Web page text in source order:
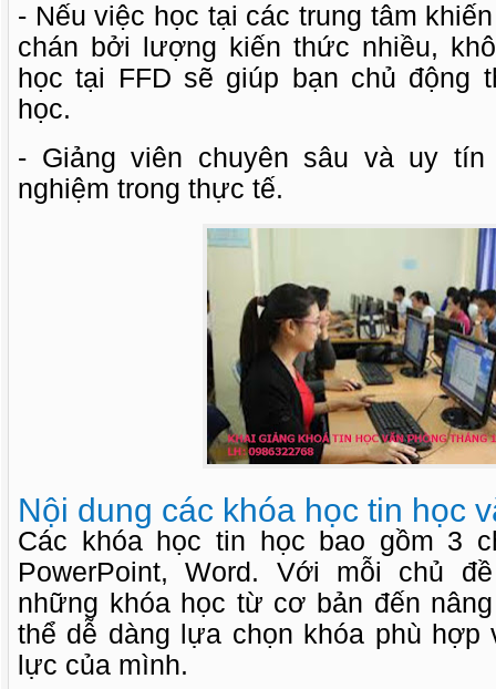
- Nếu việc học tại các trung tâm
chán bởi lượng kiến thức nhiều,
học tại FFD sẽ giúp bạn chủ động
học.
- Giảng viên chuyên sâu và uy
nghiệm trong thực tế.
Nội dung các khóa học tin học
Các khóa học tin học bao gồm 3
PowerPoint, Word. Với mỗi chủ
những khóa học từ cơ bản đến
thể dễ dàng lựa chọn khóa phù hợp
lực của mình.